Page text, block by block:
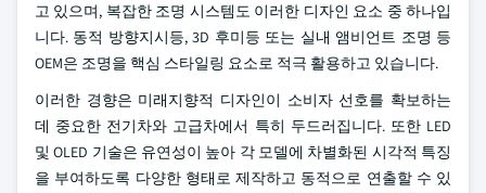
고 있으며, 복잡한 조명 시스템도 이러한 디자인 요소 중 하나입
니다. 동적 방향지시등, 3D 후미등 또는 실내 앰비언트 조명 등
OEM은 조명을 핵심 스타일링 요소로 적극 활용하고 있습니다.
이러한 경향은 미래지향적 디자인이 소비자 선호를 확보하는
데 중요한 전기차와 고급차에서 특히 두드러집니다. 또한 LED
및 OLED 기술은 유연성이 높아 각 모델에 차별화된 시각적 특징
을 부여하도록 다양한 형태로 제작하고 동적으로 연출할 수 있